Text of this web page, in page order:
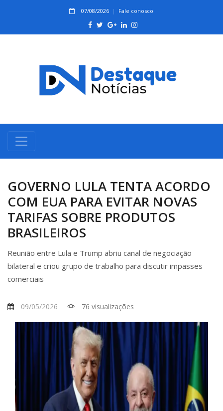
07/08/2026 Fale conosco
GOVERNO LULA TENTA ACORDO
COM EUA PARA EVITAR NOVAS
TARIFAS SOBRE PRODUTOS
BRASILEIROS
Reunião entre Lula e Trump abriu canal de negociação
bilateral e criou grupo de trabalho para discutir impasses
comerciais
09/05/2026 76 visualizações